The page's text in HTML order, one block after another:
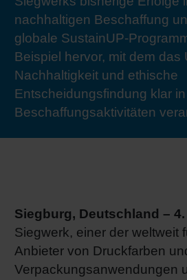
nachhaltigen Beschaffung
globale SustainUP-
Beispiel hervor, mit dem das
Nachhaltigkeit und ethische
Entscheidungsfindung klar
Beschaffungsaktivitäten
Siegburg, Deutschland – 4.
Siegwerk, einer der weltweit
Anbieter von Druckfarben
Verpackungsanwendungen
RETHINK PACKAGING
WEBSEITEN
SPRACHE